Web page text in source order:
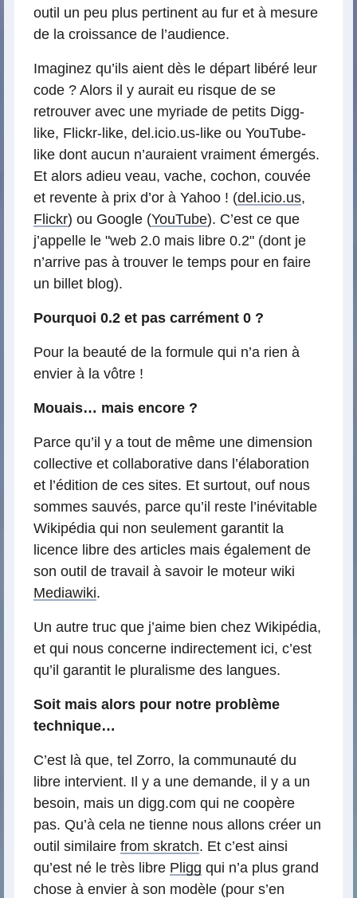
outil un peu plus pertinent au fur et à mesure
de la croissance de l’audience.
Imaginez qu’ils aient dès le départ libéré leur
code ? Alors il y aurait eu risque de se
retrouver avec une myriade de petits Digg-
like, Flickr-like, del.icio.us-like ou YouTube-
like dont aucun n’auraient vraiment émergés.
Et alors adieu veau, vache, cochon, couvée
et revente à prix d’or à Yahoo ! (del.icio.us,
Flickr) ou Google (YouTube). C’est ce que
j’appelle le "web 2.0 mais libre 0.2" (dont je
n’arrive pas à trouver le temps pour en faire
un billet blog).
Pourquoi 0.2 et pas carrément 0 ?
Pour la beauté de la formule qui n’a rien à
envier à la vôtre !
Mouais… mais encore ?
Parce qu’il y a tout de même une dimension
collective et collaborative dans l’élaboration
et l’édition de ces sites. Et surtout, ouf nous
sommes sauvés, parce qu’il reste l’inévitable
Wikipédia qui non seulement garantit la
licence libre des articles mais également de
son outil de travail à savoir le moteur wiki
Mediawiki.
Un autre truc que j’aime bien chez Wikipédia,
et qui nous concerne indirectement ici, c’est
qu’il garantit le pluralisme des langues.
Soit mais alors pour notre problème
technique…
C’est là que, tel Zorro, la communauté du
libre intervient. Il y a une demande, il y a un
besoin, mais un digg.com qui ne coopère
pas. Qu’à cela ne tienne nous allons créer un
outil similaire from skratch. Et c’est ainsi
qu’est né le très libre Pligg qui n’a plus grand
chose à envier à son modèle (pour s’en